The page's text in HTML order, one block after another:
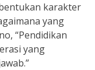
karakter
yang
“Pendidikan
yang